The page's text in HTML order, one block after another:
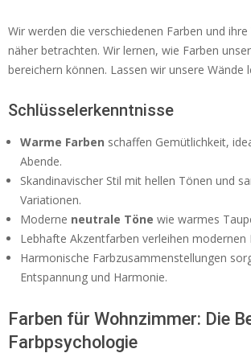
Wir werden die verschiedenen Farben und
näher betrachten. Wir lernen, wie Farben
bereichern können. Lassen wir unsere Wände
Schlüsselerkenntnisse
Warme Farben schaffen Gemütlichkeit,
Abende.
Skandinavischer Stil mit hellen Tönen und
Variationen.
Moderne neutrale Töne wie warmes
Lebhafte Akzentfarben verleihen modernen
Harmonische Farbzusammenstellungen
Entspannung und Harmonie.
Farben für Wohnzimmer: Die
Farbpsychologie